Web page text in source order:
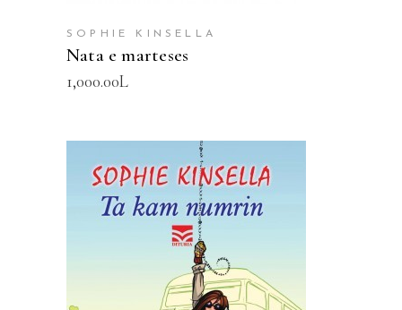
SOPHIE KINSELLA
Nata e marteses
1,000.00L